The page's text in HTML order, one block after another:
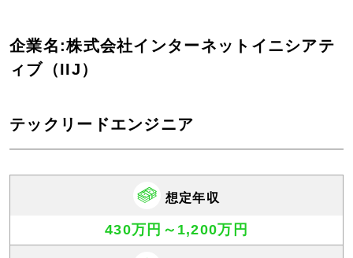
企業名:株式会社インターネットイニシアテ
ィブ（IIJ）
テックリードエンジニア
想定年収
430万円～1,200万円